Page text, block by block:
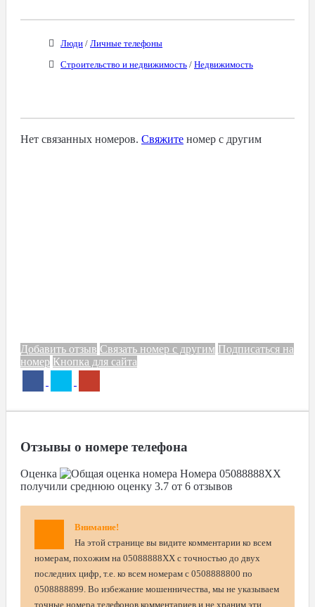
Люди / Личные телефоны
Строительство и недвижимость / Недвижимость
Нет связанных номеров. Свяжите номер с другим
Добавить отзыв Связать номер с другим Подписаться на
номер Кнопка для сайта
Отзывы о номере телефона
Оценка Номера 05088888XX
получили среднюю оценку 3.7 от 6 отзывов
Внимание!
На этой странице вы видите комментарии ко всем
номерам, похожим на 05088888XX с точностью до двух
последних цифр, т.е. ко всем номерам с 0508888800 по
0508888899. Во избежание мошенничества, мы не указываем
точные номера телефонов комментариев и не храним эти